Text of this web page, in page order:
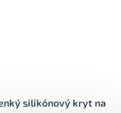
silikónový kryt na